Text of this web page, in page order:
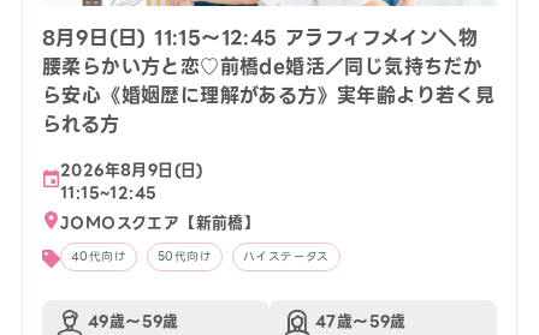
8月9日(日) 11:15〜12:45 アラフィフメイン＼物
腰柔らかい方と恋♡前橋de婚活／同じ気持ちだか
ら安心《婚姻歴に理解がある方》実年齢より若く見
られる方
2026年8月9日(日)
11:15~12:45
JOMOスクエア【新前橋】
40代向け 50代向け ハイステータス
49歳〜59歳
47歳〜59歳